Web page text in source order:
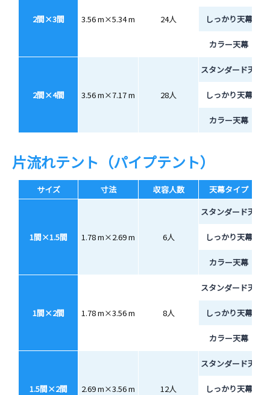
2間×3間 3.56 m×5.34 m 24人 しっかり天幕
カラー天幕
2間×4間 3.56 m×7.17 m 28人
スタンダード天幕
しっかり天幕
カラー天幕
片流れテント（パイプテント）
サイズ 寸法 収容人数 天幕タイプ
1間×1.5間 1.78 m×2.69 m 6人
スタンダード天幕
しっかり天幕
カラー天幕
1間×2間 1.78 m×3.56 m 8人
スタンダード天幕
しっかり天幕
カラー天幕
1.5間×2間 2.69 m×3.56 m 12人
スタンダード天幕
しっかり天幕